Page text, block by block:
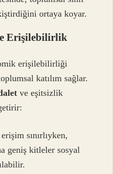
ortaya koyar.
Erişilebilirlik
erişilebilirliği
katılım sağlar.
ve eşitsizlik
sınırlıyken,
geniş kitleler sosyal